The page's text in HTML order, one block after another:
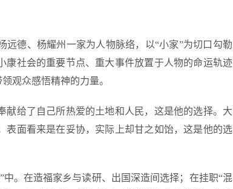
远德、杨耀州一家为人物脉络，以“小家”为切口勾勒
社会的重要节点、重大事件放置于人物的命运轨迹
观众感悟精神的力量。
给了自己所热爱的土地和人民，这是他的选择。大
面看来是在妥协，实际上却甘之如饴，这是他的选
。在造福家乡与读研、出国深造间选择；在挂职“混